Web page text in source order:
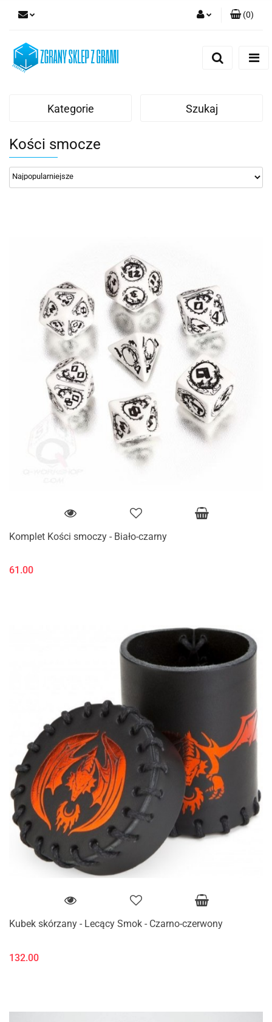
(0)
Kategorie Szukaj
Kości smocze
Komplet Kości smoczy - Biało-czarny
61.00
Kubek skórzany - Lecący Smok - Czarno-czerwony
132.00